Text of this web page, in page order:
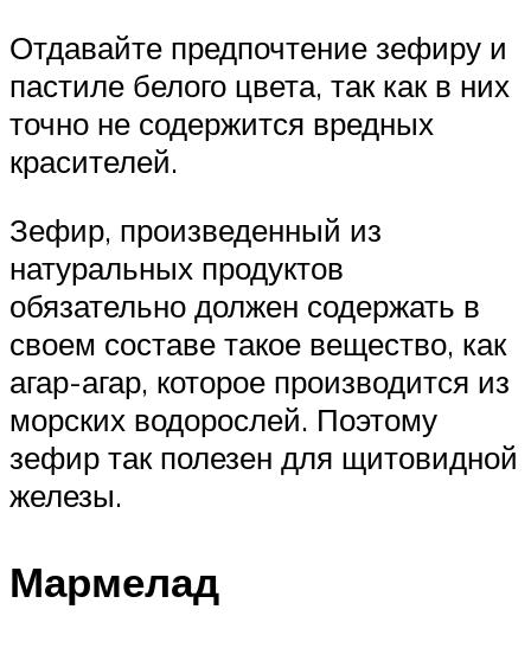
Отдавайте предпочтение зефиру и
пастиле белого цвета, так как в них
точно не содержится вредных
красителей.
Зефир, произведенный из
натуральных продуктов
обязательно должен содержать в
своем составе такое вещество, как
агар-агар, которое производится из
морских водорослей. Поэтому
зефир так полезен для щитовидной
железы.
Мармелад